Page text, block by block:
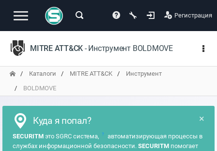
Регистрация
MITRE ATT&CK - Инструмент BOLDMOVE
Каталоги MITRE ATT&CK
Инструмент
BOLDMOVE
×
Куда я попал?
SECURITM это SGRC система, ?
автоматизирующая процессы в
службах информационной безопасности. SECURITM помогает